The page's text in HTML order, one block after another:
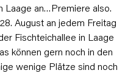
Laage an…Premiere also.
August an jedem Freitag
Fischteichallee in Laage
können gern noch in den
wenige Plätze sind noch